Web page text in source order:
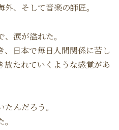
、そして音楽の師匠。
涙が溢れた。
、日本で毎日人間関係に苦し
放たれていくような感覚があ
んだろう。